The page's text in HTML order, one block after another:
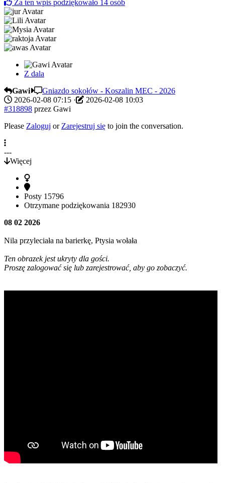
Za ten wpis podziękowało 14 osób
Z dala
Gawi
Gniazdo sokołów - Koszalin MEC - 2026
2026-02-08 07:15 ·
2026-02-08 10:03
#318898 przez Gawi
Please Zaloguj or Zarejestruj się to join the conversation.
---
Więcej
Posty 15796
Otrzymane podziękowania 182930
08 02 2026
Nila przyleciała na barierkę, Ptysia wołała
Ten obrazek jest ukryty dla gości.
Proszę zalogować się lub zarejestrować, aby go zobaczyć.